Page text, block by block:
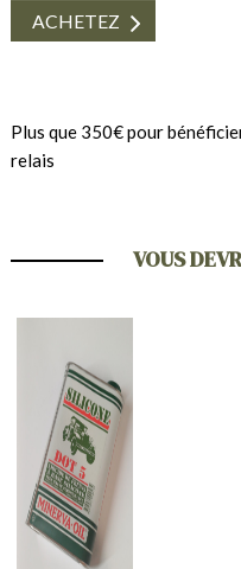
ACHETEZ
Plus que 350€ pour
relais
VOUS